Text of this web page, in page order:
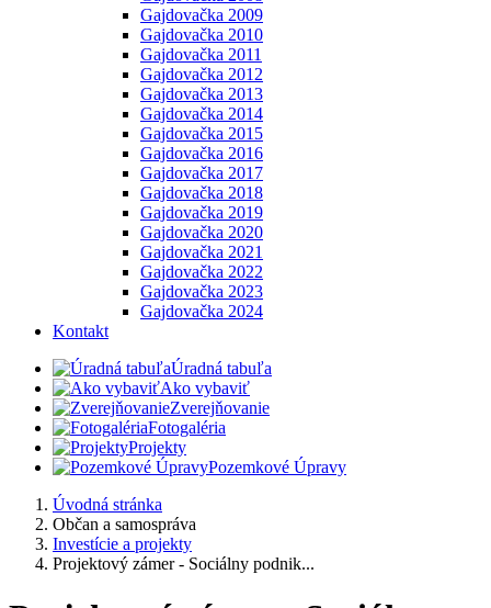
Gajdovačka 2009
Gajdovačka 2010
Gajdovačka 2011
Gajdovačka 2012
Gajdovačka 2013
Gajdovačka 2014
Gajdovačka 2015
Gajdovačka 2016
Gajdovačka 2017
Gajdovačka 2018
Gajdovačka 2019
Gajdovačka 2020
Gajdovačka 2021
Gajdovačka 2022
Gajdovačka 2023
Gajdovačka 2024
Kontakt
Úradná tabuľa
Ako vybaviť
Zverejňovanie
Fotogaléria
Projekty
Pozemkové Úpravy
Úvodná stránka
Občan a samospráva
Investície a projekty
Projektový zámer - Sociálny podnik...